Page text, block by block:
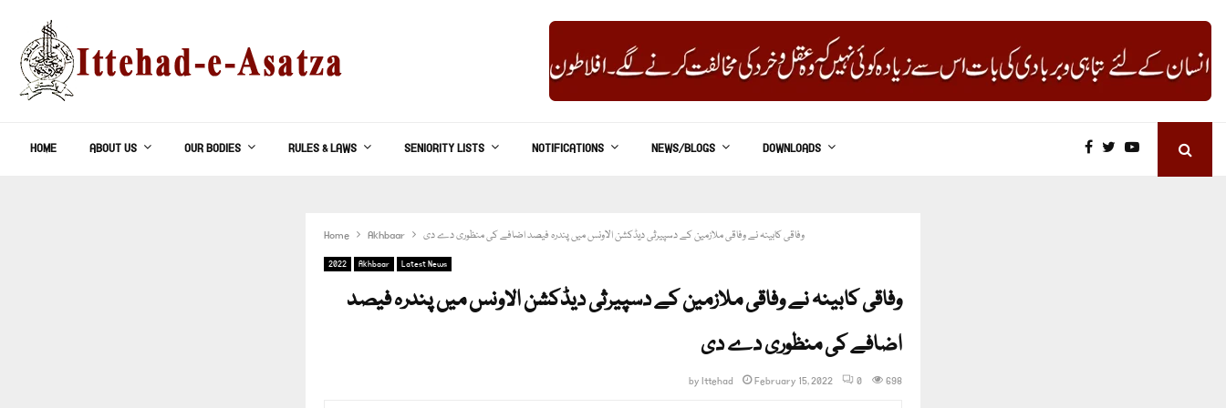
HOME ABOUT US OUR BODIES RULES & LAWS SENIORITY LISTS NOTIFICATIONS NEWS/BLOGS DOWNLOADS
Home Akhbaar وفاقی کابینہ نے وفاقی ملازمین کے دسپیرثی دیڈکشن الاونس میں پندرہ فیصد اضافے کی منظوری دے دی
2022 Akhbaar Latest News
وفاقی کابینہ نے وفاقی ملازمین کے دسپیرثی دیڈکشن الاونس میں پندرہ فیصد
اضافے کی منظوری دے دی
byIttehad February 15, 2022 0 698